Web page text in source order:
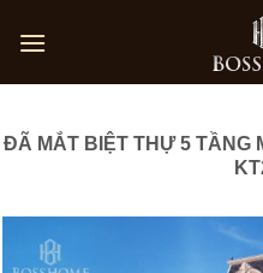
ĐÃ MẮT BIỆT THỰ 5 TẦNG